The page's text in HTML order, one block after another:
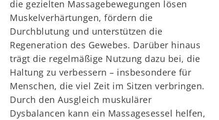
die gezielten Massagebewegungen lösen
Muskelverhärtungen, fördern die
Durchblutung und unterstützen die
Regeneration des Gewebes. Darüber hinaus
trägt die regelmäßige Nutzung dazu bei, die
Haltung zu verbessern – insbesondere für
Menschen, die viel Zeit im Sitzen verbringen.
Durch den Ausgleich muskulärer
Dysbalancen kann ein Massagesessel helfen,